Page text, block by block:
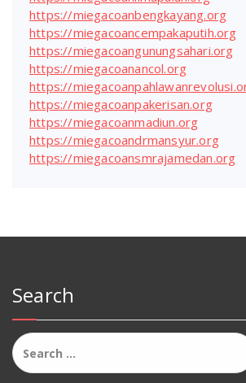
https://miegacoanbengkayang.org
https://miegacoancempakaputih.org
https://miegacoangunungsahari.org
https://miegacoanancol.org
https://
https://miegacoanpakerisan.org
https://miegacoanmadiun.org
https://miegacoandrmansyur.org
https://miegacoansmrajamedan.org
Search
Search
for: